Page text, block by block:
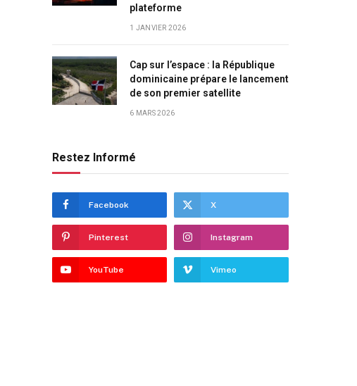
plateforme
1 JANVIER 2026
Cap sur l’espace : la République
dominicaine prépare le lancement
de son premier satellite
6 MARS 2026
Restez Informé
Facebook X
Pinterest Instagram
YouTube Vimeo